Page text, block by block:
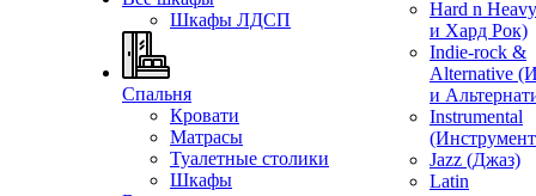
Шкафы ЛДСП
Спальня
Кровати
Матрасы
Туалетные столики
Шкафы
Hard n
и Хард Рок)
Indie-rock &
Alternative
и
Instrumental
Jazz (Джаз)
Latin